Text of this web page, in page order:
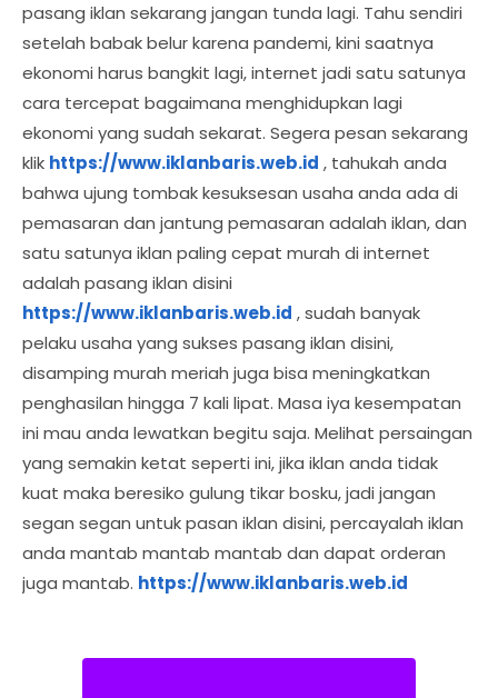
pasang iklan sekarang jangan tunda lagi. Tahu sendiri
setelah babak belur karena pandemi, kini saatnya
ekonomi harus bangkit lagi, internet jadi satu satunya
cara tercepat bagaimana menghidupkan lagi
ekonomi yang sudah sekarat. Segera pesan sekarang
klik https://www.iklanbaris.web.id , tahukah anda
bahwa ujung tombak kesuksesan usaha anda ada di
pemasaran dan jantung pemasaran adalah iklan, dan
satu satunya iklan paling cepat murah di internet
adalah pasang iklan disini
https://www.iklanbaris.web.id , sudah banyak
pelaku usaha yang sukses pasang iklan disini,
disamping murah meriah juga bisa meningkatkan
penghasilan hingga 7 kali lipat. Masa iya kesempatan
ini mau anda lewatkan begitu saja. Melihat persaingan
yang semakin ketat seperti ini, jika iklan anda tidak
kuat maka beresiko gulung tikar bosku, jadi jangan
segan segan untuk pasan iklan disini, percayalah iklan
anda mantab mantab mantab dan dapat orderan
juga mantab. https://www.iklanbaris.web.id